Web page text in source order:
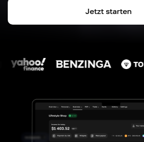
Jetzt starten